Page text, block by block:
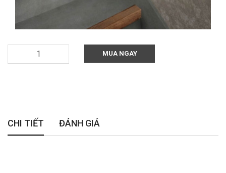
MUA NGAY
CHI TIẾT ĐÁNH GIÁ